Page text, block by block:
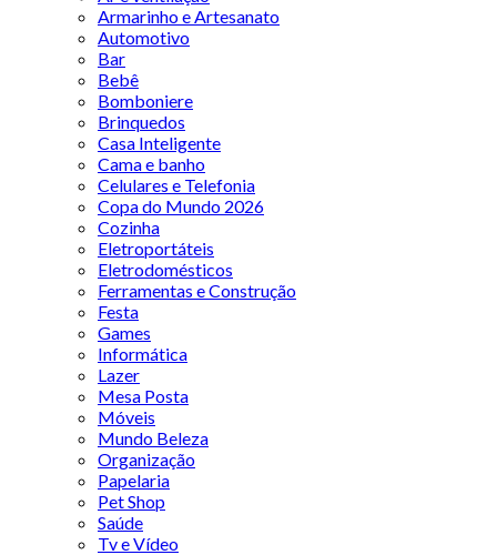
Armarinho e Artesanato
Automotivo
Bar
Bebê
Bomboniere
Brinquedos
Casa Inteligente
Cama e banho
Celulares e Telefonia
Copa do Mundo 2026
Cozinha
Eletroportáteis
Eletrodomésticos
Ferramentas e Construção
Festa
Games
Informática
Lazer
Mesa Posta
Móveis
Mundo Beleza
Organização
Papelaria
Pet Shop
Saúde
Tv e Vídeo